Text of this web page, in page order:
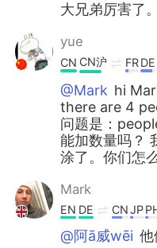
大兄弟厉害了。
yue
CN CN沪 FRDE
@Mark hi
there are 4
问题是：
能加数量吗？
涂了。你们怎
Mark
EN DE CNJP
@阿ā威wēi 他